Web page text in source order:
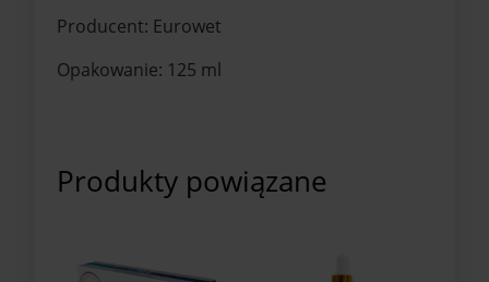
Producent: Eurowet
Opakowanie: 125 ml
Produkty powiązane